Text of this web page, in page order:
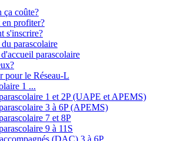
ça coûte?
profiter?
s'inscrire?
du parascolaire
parascolaire
pour le Réseau-L
1 ...
1 et 2P (UAPE et APEMS)
3 à 6P (APEMS)
7 et 8P
9 à 11S
(DAC) 3 à 6P